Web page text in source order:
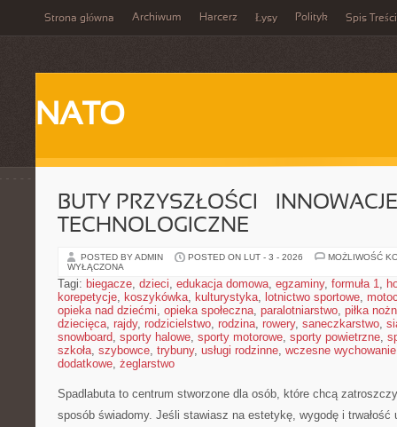
Strona główna Archiwum Harcerz Łysy Polityk Spis Treści
NATO
BUTY PRZYSZŁOŚCI – INNOWACJE
TECHNOLOGICZNE
POSTED BY ADMIN POSTED ON LUT - 3 - 2026
MOŻLIWOŚĆ
WYŁĄCZONA
Tagi: biegacze, dzieci, edukacja domowa, egzaminy, formuła 1,
korepetycje, koszykówka, kulturystyka, lotnictwo sportowe,
opieka nad dziećmi, opieka społeczna, paralotniarstwo, piłka
dziecięca, rajdy, rodzicielstwo, rodzina, rowery, saneczkarstwo,
snowboard, sporty halowe, sporty motorowe, sporty powietrzne,
szkoła, szybowce, trybuny, usługi rodzinne, wczesne wychowanie
dodatkowe, żeglarstwo
Spadlabuta to centrum stworzone dla osób, które chcą
sposób świadomy. Jeśli stawiasz na estetykę, wygodę i trwałość